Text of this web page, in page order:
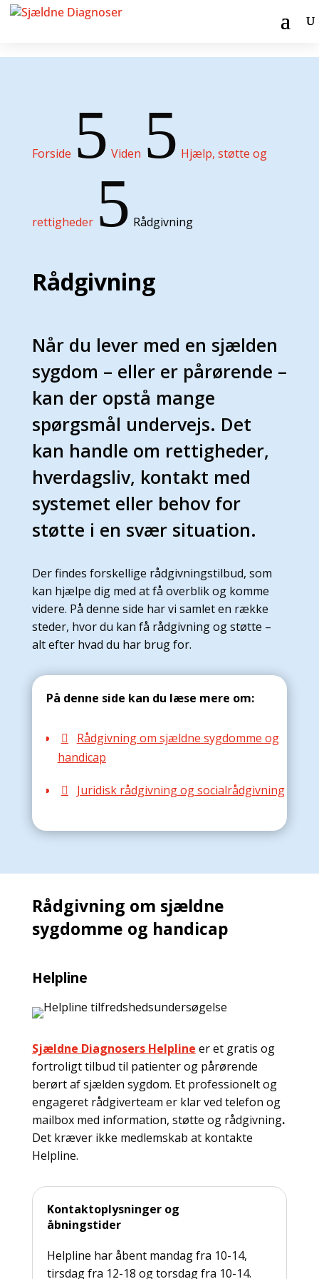
Forside 5 Viden 5 Hjælp, støtte og
rettigheder 5 Rådgivning
Rådgivning
Når du lever med en sjælden
sygdom – eller er pårørende –
kan der opstå mange
spørgsmål undervejs. Det
kan handle om rettigheder,
hverdagsliv, kontakt med
systemet eller behov for
støtte i en svær situation.
Der findes forskellige rådgivningstilbud, som
kan hjælpe dig med at få overblik og komme
videre. På denne side har vi samlet en række
steder, hvor du kan få rådgivning og støtte –
alt efter hvad du har brug for.
På denne side kan du læse mere om:

Rådgivning om sjældne sygdomme og
handicap
 Juridisk rådgivning og socialrådgivning
Rådgivning om sjældne
sygdomme og handicap
Helpline
Sjældne Diagnosers Helpline er et gratis og
fortroligt tilbud til patienter og pårørende
berørt af sjælden sygdom. Et professionelt og
engageret rådgiverteam er klar ved telefon og
mailbox med information, støtte og rådgivning.
Det kræver ikke medlemskab at kontakte
Helpline.
Kontaktoplysninger og
åbningstider
Helpline har åbent mandag fra 10-14,
tirsdag fra 12-18 og torsdag fra 10-14.